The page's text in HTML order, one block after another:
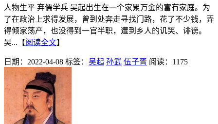
人物生平 弃儒学兵 吴起出生在一个家累万金的富有家庭。为
了在政治上求得发展，曾到处奔走寻找门路，花了不少钱，弄
得倾家荡产，也没得到一官半职，遭到乡人的讥笑、诽谤。
吴...【阅读全文】
日期：2022-04-08 标签： 吴起 孙武 伍子胥 阅读：1175